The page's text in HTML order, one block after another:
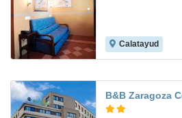
Calatayud
B&B Zaragoza